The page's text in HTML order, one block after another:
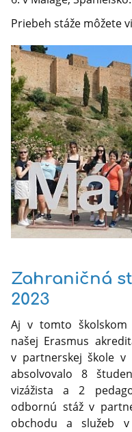
Priebeh stáže môžete
Zahraničná
2023
Aj v tomto školskom
našej Erasmus
v partnerskej škole v
absolvovalo 8
vizážista a 2
odbornú stáž v
obchodu a služeb v